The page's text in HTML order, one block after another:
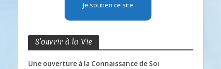
Je soutien ce site
S’ouvrir à la Vie
Une ouverture à la Connaissance de Soi